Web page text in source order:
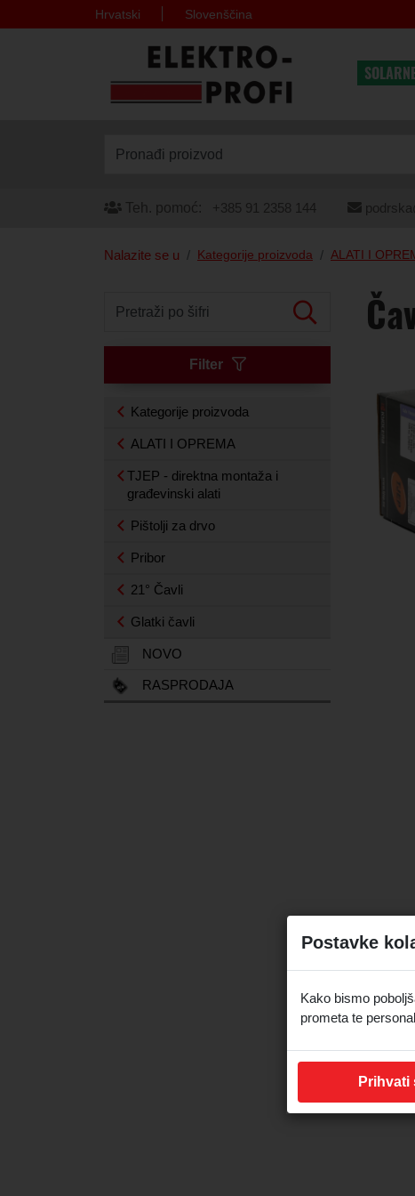
Hrvatski Slovenščina
Pronađi proizvod
Teh. pomoć: +385 91 2358 144
Nalazite se u Kategorije proizvoda ALATI I
Pretraži po šifri
Filter
Kategorije proizvoda
ALATI I OPREMA
TJEP - direktna montaža i
građevinski alati
Pištolji za drvo
Pribor
21° Čavli
Glatki čavli
NOVO
RASPRODAJA
Postavke
Kako bismo
prometa te
Prihvati